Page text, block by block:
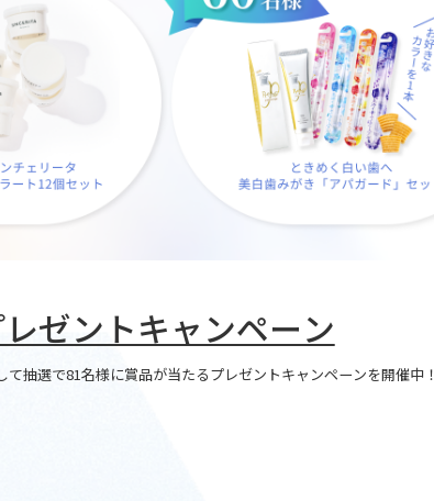
ゼントキャンペーン
抽選で81名様に賞品が当たるプレゼントキャンペーンを開催中！